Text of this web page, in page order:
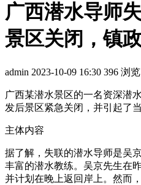
广西潜水导师
景区关闭，镇
admin 2023-10-09 16:30 396 浏览
广西某潜水景区的一名资深潜
发后景区紧急关闭，并引起了
主体内容
据了解，失联的潜水导师是吴
丰富的潜水教练。吴京先生在
并计划在晚上返回岸上。然而